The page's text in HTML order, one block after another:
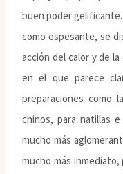
buen poder gelificante.
como espesante, se
acción del calor y de
en el que parece
preparaciones como
chinos, para natillas
mucho más
mucho más inmediato,